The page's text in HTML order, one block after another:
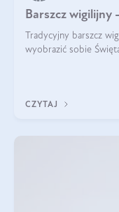
Barszcz wigilijny
Tradycyjny barszcz
wyobrazić sobie
CZYTAJ